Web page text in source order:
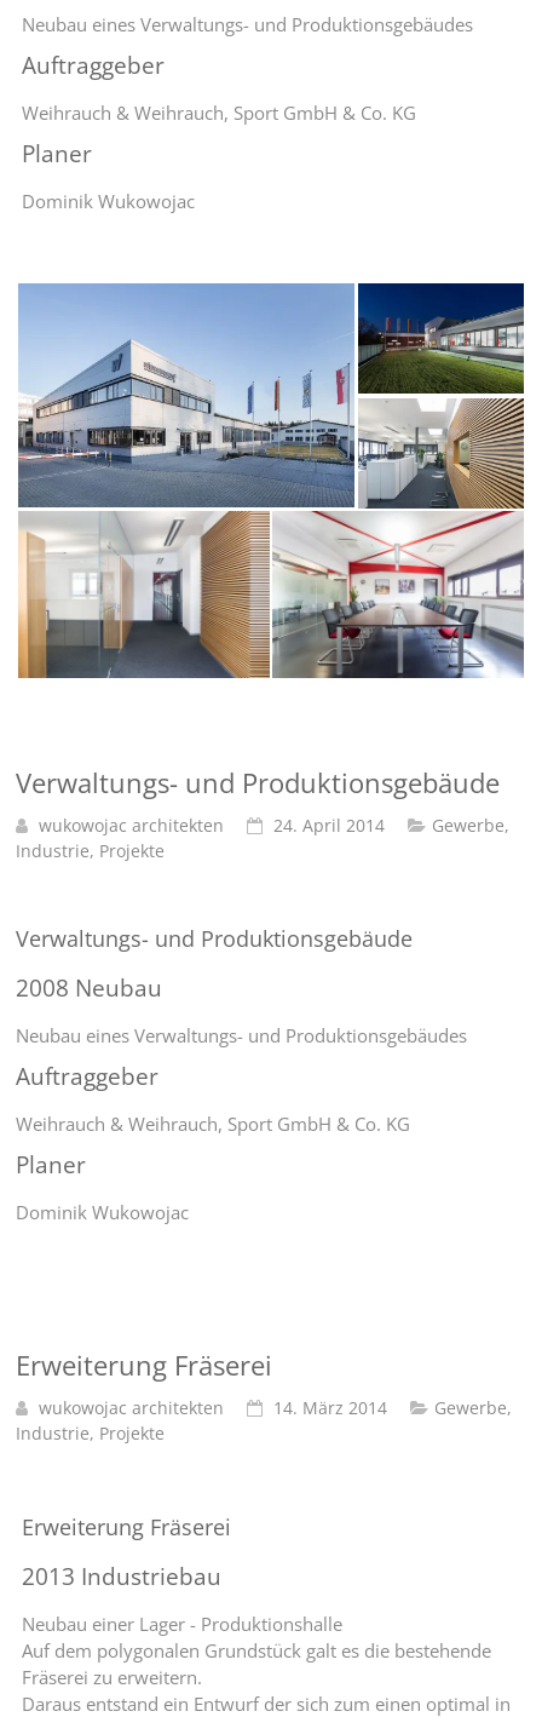
Neubau eines Verwaltungs- und Produktionsgebäudes
Auftraggeber
Weihrauch & Weihrauch, Sport GmbH & Co. KG
Planer
Dominik Wukowojac
Verwaltungs- und Produktionsgebäude
wukowojac architekten 24. April 2014 Gewerbe,
Industrie, Projekte
Verwaltungs- und Produktionsgebäude
2008 Neubau
Neubau eines Verwaltungs- und Produktionsgebäudes
Auftraggeber
Weihrauch & Weihrauch, Sport GmbH & Co. KG
Planer
Dominik Wukowojac
Erweiterung Fräserei
wukowojac architekten 14. März 2014 Gewerbe,
Industrie, Projekte
Erweiterung Fräserei
2013 Industriebau
Neubau einer Lager - Produktionshalle
Auf dem polygonalen Grundstück galt es die bestehende
Fräserei zu erweitern.
Daraus entstand ein Entwurf der sich zum einen optimal in